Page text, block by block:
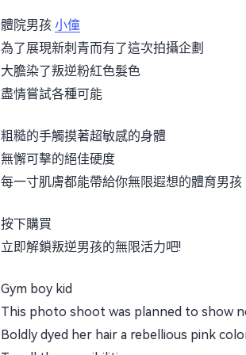
體院男孩 小僮
為了展現新刺青而有了這次拍攝企劃
大膽染了叛逆粉紅色髮色
盡情嘗試各種可能
粗糙的手觸摸著超敏感的身體
無懈可擊的絕佳硬度
每一寸肌膚都能帶給你無限遐想的體育男孩
按下購買
立即解鎖叛逆男孩的無限活力吧!
Gym boy kid
This photo shoot was planned to show
Boldly dyed her hair a rebellious pink